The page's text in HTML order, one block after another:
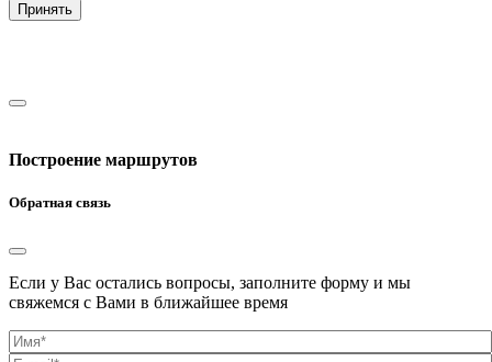
Принять
Построение маршрутов
Обратная связь
Если у Вас остались вопросы, заполните форму и мы
свяжемся с Вами в ближайшее время